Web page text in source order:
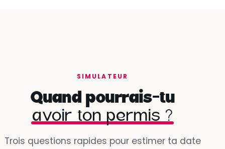
SIMULATEUR
Quand pourrais-tu
avoir ton permis ?
Trois questions rapides pour estimer ta date